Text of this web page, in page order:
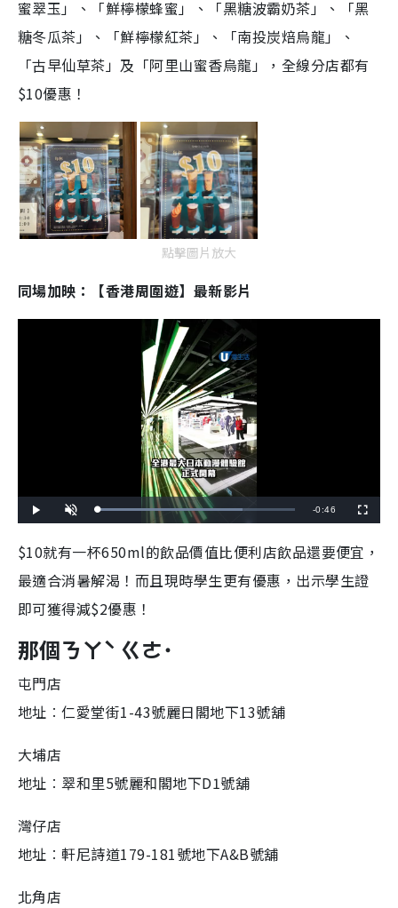
蜜翠玉」、「鮮檸檬蜂蜜」、「黑糖波霸奶茶」、「黑
糖冬瓜茶」、「鮮檸檬紅茶」、「南投炭焙烏龍」、
「古早仙草茶」及「阿里山蜜香烏龍」，全線分店都有
$10優惠！
點擊圖片放大
同場加映：【香港周圍遊】最新影片
l
n
t
e
L
o
e
d
7
3
R
a
-0:46
u
s
c
e
e
$10就有一杯650ml的飲品價值比便利店飲品還要便宜，
最適合消暑解渴！而且現時學生更有優惠，出示學生證
即可獲得減$2優惠！
那個ㄋㄚˋ ㄍㄜ˙
屯門店
地址︰仁愛堂街1-43號麗日閣地下13號舖
大埔店
地址︰翠和里5號麗和閣地下D1號舖
灣仔店
地址︰軒尼詩道179-181號地下A&B號舖
北角店